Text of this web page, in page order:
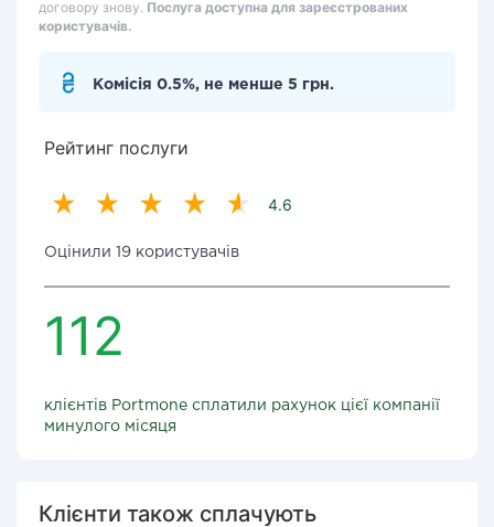
договору знову. Послуга доступна для зареєстрованих
користувачів.
Комісія 0.5%, не менше 5 грн.
Рейтинг послуги
4.6
Оцінили 19 користувачів
112
клієнтів Portmone сплатили рахунок цієї компанії
минулого місяця
Клієнти також сплачують